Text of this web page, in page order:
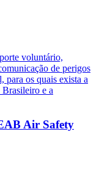
voluntário,
de perigos
para os quais exista a
Brasileiro e a
Air Safety